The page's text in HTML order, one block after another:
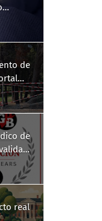
de
de
la
Illes
real